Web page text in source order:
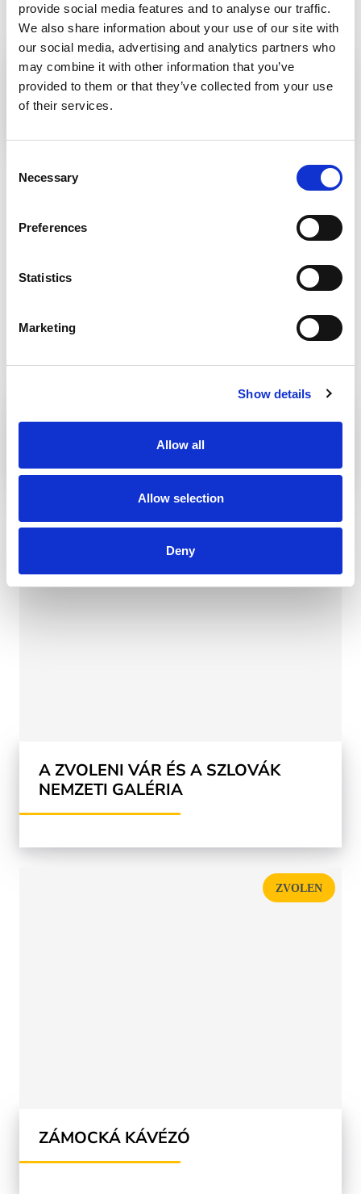
provide social media features and to analyse our traffic.
We also share information about your use of our site with
our social media, advertising and analytics partners who
may combine it with other information that you’ve
provided to them or that they’ve collected from your use
of their services.
Selection
Necessary
Preferences
Statistics
Marketing
Show details
Allow all
Allow selection
Deny
PUSTÝ-KASTÉLY
ZVOLEN
TRI DUBY GOLFKÖZPONT
ZVOLEN
A ZVOLENI VÁR ÉS A SZLOVÁK
NEMZETI GALÉRIA
ZVOLEN
ZÁMOCKÁ KÁVÉZÓ